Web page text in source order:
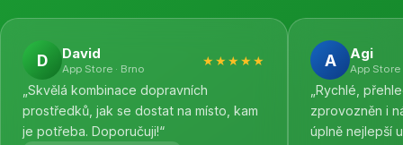
D David
App Store · Brno
★★★★★
„Skvělá kombinace dopravních
prostředků, jak se dostat na místo, kam
je potřeba. Doporučuji!“
A Agi
App Store
„Rychlé,
zprovozněn i
úplně nejlepší